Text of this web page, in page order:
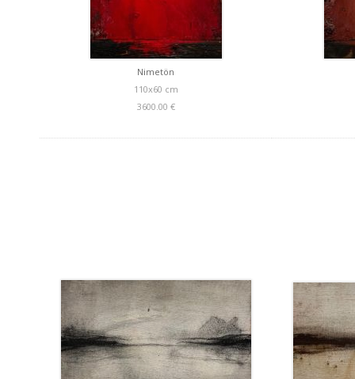
Nimetön
110x60 cm
3600.00 €